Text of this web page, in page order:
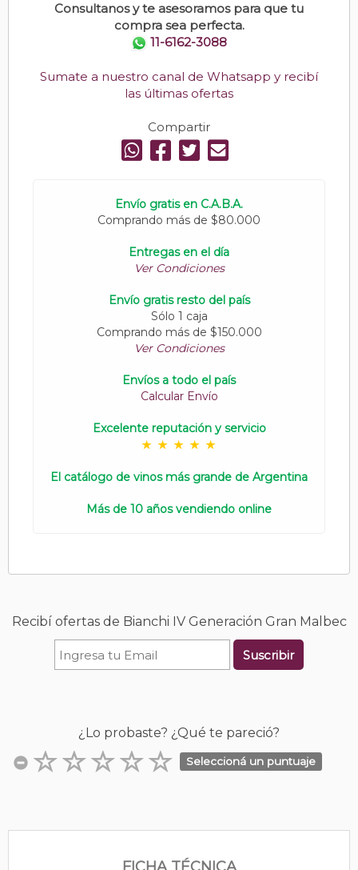
Consultanos y te asesoramos para que tu
compra sea perfecta.
11-6162-3088
Sumate a nuestro canal de Whatsapp y recibí
las últimas ofertas
Compartir
Envío gratis en C.A.B.A.
Comprando más de $80.000
Entregas en el día
Ver Condiciones
Envío gratis resto del país
Sólo 1 caja
Comprando más de $150.000
Ver Condiciones
Envíos a todo el país
Calcular Envío
Excelente reputación y servicio
El catálogo de vinos más grande de Argentina
Más de 10 años vendiendo online
Recibí ofertas de Bianchi IV Generación Gran Malbec
Suscribir
¿Lo probaste? ¿Qué te pareció?
Seleccioná un puntuaje
FICHA TÉCNICA